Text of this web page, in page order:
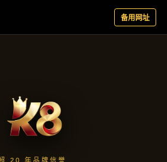
公司快讯
首页 公司快讯